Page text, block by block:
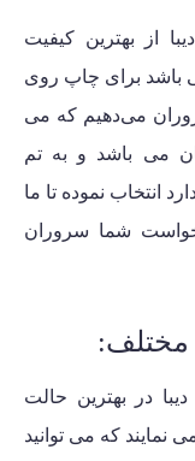
از بهترین کیفیت
باشد برای چاپ روی
می‌دهیم که می
می باشد و به تم
انتخاب نموده تا ما
خواست شما سروران
مختلف:
در بهترین حالت
نمایند که می توانید